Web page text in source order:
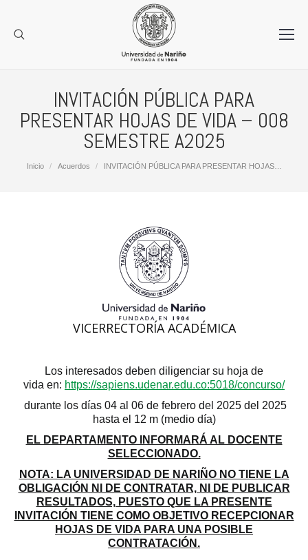
INVITACIÓN PÚBLICA PARA
PRESENTAR HOJAS DE VIDA – 008
SEMESTRE A2025
Estás aquí:
Inicio Acuerdos INVITACIÓN PÚBLICA PARA PRESENTAR HOJAS…
VICERRECTORÍA ACADÉMICA
Los interesados deben diligenciar su hoja de
vida en: https://sapiens.udenar.edu.co:5018/concurso/
durante los días 04 al 06 de febrero del 2025 del 2025
hasta el 12 m (medio día)
EL DEPARTAMENTO INFORMARÁ AL DOCENTE
SELECCIONADO.
NOTA: LA UNIVERSIDAD DE NARIÑO NO TIENE LA
OBLIGACIÓN NI DE CONTRATAR, NI DE PUBLICAR
RESULTADOS, PUESTO QUE LA PRESENTE
INVITACIÓN TIENE COMO OBJETIVO RECEPCIONAR
HOJAS DE VIDA PARA UNA POSIBLE
CONTRATACIÓN.